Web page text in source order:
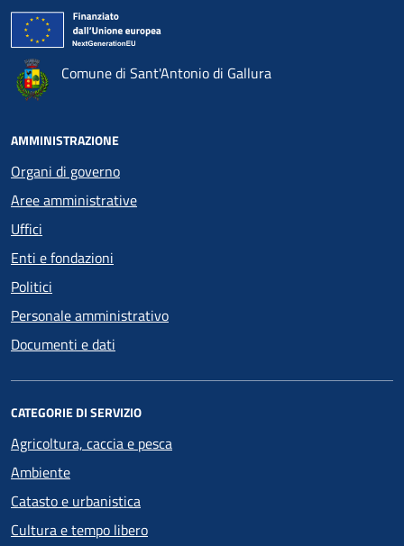
Comune di Sant'Antonio di Gallura
AMMINISTRAZIONE
Organi di governo
Aree amministrative
Uffici
Enti e fondazioni
Politici
Personale amministrativo
Documenti e dati
CATEGORIE DI SERVIZIO
Agricoltura, caccia e pesca
Ambiente
Catasto e urbanistica
Cultura e tempo libero